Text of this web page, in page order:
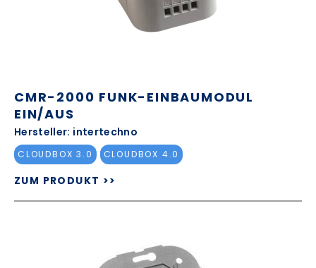
CMR-2000 FUNK-EINBAUMODUL
EIN/AUS
Hersteller: intertechno
CLOUDBOX 3.0 CLOUDBOX 4.0
ZUM PRODUKT >>